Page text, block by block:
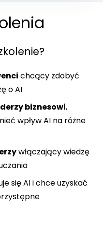
chcący zdobyć
o AI
biznesowi,
wpływ AI na różne
włączający wiedzę
się AI i chce uzyskać